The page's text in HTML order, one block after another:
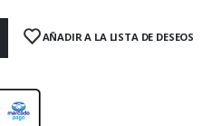
AÑADIR A LA LISTA DE DESEOS